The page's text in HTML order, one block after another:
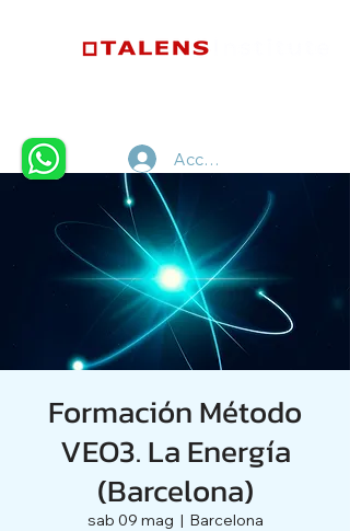
Accedi
Formación Método
VEO3. La Energía
(Barcelona)
sab 09 mag
  |
Barcelona